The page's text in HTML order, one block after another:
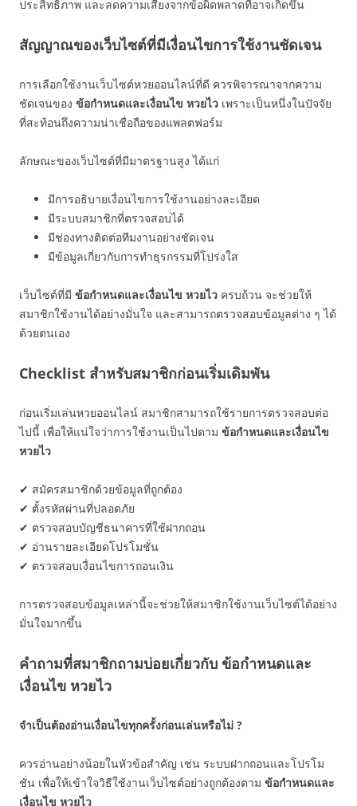
ประสิทธิภาพ และลดความเสี่ยงจากข้อผิดพลาดที่อาจเกิดขึ้น
สัญญาณของเว็บไซต์ที่มีเงื่อนไขการใช้งานชัดเจน
การเลือกใช้งานเว็บไซต์หวยออนไลน์ที่ดี ควรพิจารณาจากความ
ชัดเจนของ ข้อกำหนดและเงื่อนไข หวยไว เพราะเป็นหนึ่งในปัจจัย
ที่สะท้อนถึงความน่าเชื่อถือของแพลตฟอร์ม
ลักษณะของเว็บไซต์ที่มีมาตรฐานสูง ได้แก่
มีการอธิบายเงื่อนไขการใช้งานอย่างละเอียด
มีระบบสมาชิกที่ตรวจสอบได้
มีช่องทางติดต่อทีมงานอย่างชัดเจน
มีข้อมูลเกี่ยวกับการทำธุรกรรมที่โปร่งใส
เว็บไซต์ที่มี ข้อกำหนดและเงื่อนไข หวยไว ครบถ้วน จะช่วยให้
สมาชิกใช้งานได้อย่างมั่นใจ และสามารถตรวจสอบข้อมูลต่าง ๆ ได้
ด้วยตนเอง
Checklist สำหรับสมาชิกก่อนเริ่มเดิมพัน
ก่อนเริ่มเล่นหวยออนไลน์ สมาชิกสามารถใช้รายการตรวจสอบต่อ
ไปนี้ เพื่อให้แน่ใจว่าการใช้งานเป็นไปตาม ข้อกำหนดและเงื่อนไข
หวยไว
✔ สมัครสมาชิกด้วยข้อมูลที่ถูกต้อง
✔ ตั้งรหัสผ่านที่ปลอดภัย
✔ ตรวจสอบบัญชีธนาคารที่ใช้ฝากถอน
✔ อ่านรายละเอียดโปรโมชั่น
✔ ตรวจสอบเงื่อนไขการถอนเงิน
การตรวจสอบข้อมูลเหล่านี้จะช่วยให้สมาชิกใช้งานเว็บไซต์ได้อย่าง
มั่นใจมากขึ้น
คำถามที่สมาชิกถามบ่อยเกี่ยวกับ ข้อกำหนดและ
เงื่อนไข หวยไว
จำเป็นต้องอ่านเงื่อนไขทุกครั้งก่อนเล่นหรือไม่ ?
ควรอ่านอย่างน้อยในหัวข้อสำคัญ เช่น ระบบฝากถอนและโปรโม
ชั่น เพื่อให้เข้าใจวิธีใช้งานเว็บไซต์อย่างถูกต้องตาม ข้อกำหนดและ
เงื่อนไข หวยไว